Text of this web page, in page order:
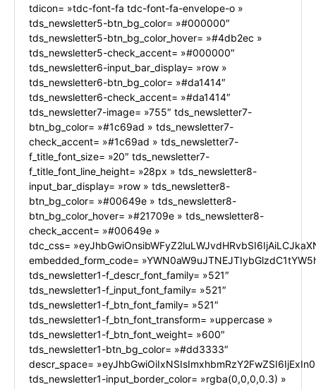
tdicon= »tdc-font-fa tdc-font-fa-envelope-o »
tds_newsletter5-btn_bg_color= »#000000″
tds_newsletter5-btn_bg_color_hover= »#4db2ec »
tds_newsletter5-check_accent= »#000000″
tds_newsletter6-input_bar_display= »row »
tds_newsletter6-btn_bg_color= »#da1414″
tds_newsletter6-check_accent= »#da1414″
tds_newsletter7-image= »755″ tds_newsletter7-
btn_bg_color= »#1c69ad » tds_newsletter7-
check_accent= »#1c69ad » tds_newsletter7-
f_title_font_size= »20″ tds_newsletter7-
f_title_font_line_height= »28px » tds_newsletter8-
input_bar_display= »row » tds_newsletter8-
btn_bg_color= »#00649e » tds_newsletter8-
btn_bg_color_hover= »#21709e » tds_newsletter8-
check_accent= »#00649e »
tdc_css=
embedded_form_code=
tds_newsletter1-f_descr_font_family= »521″
tds_newsletter1-f_input_font_family= »521″
tds_newsletter1-f_btn_font_family= »521″
tds_newsletter1-f_btn_font_transform= »uppercase »
tds_newsletter1-f_btn_font_weight= »600″
tds_newsletter1-btn_bg_color= »#dd3333″
descr_space=
tds_newsletter1-input_border_color= »rgba(0,0,0,0.3) »